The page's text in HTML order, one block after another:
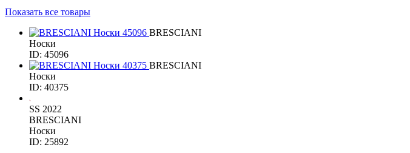
Показать все товары
BRESCIANI
Носки
ID: 45096
BRESCIANI
Носки
ID: 40375
SS 2022
BRESCIANI
Носки
ID: 25892